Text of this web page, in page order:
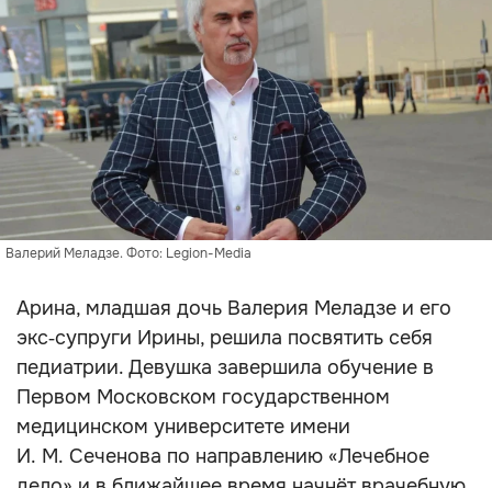
Валерий Меладзе. Фото: Legion-Media
Арина, младшая дочь Валерия Меладзе и его
экс‑супруги Ирины, решила посвятить себя
педиатрии. Девушка завершила обучение в
Первом Московском государственном
медицинском университете имени
И. М. Сеченова по направлению «Лечебное